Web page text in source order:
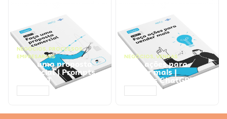
NEGÓCIOS, PROCESSOS
EMPRESARIAIS
Faça uma proposta
comercial | Prompts
ChatGPT
NEGÓCIOS, VENDAS
Faça ações para
vender mais |
Prompts ChatGPT